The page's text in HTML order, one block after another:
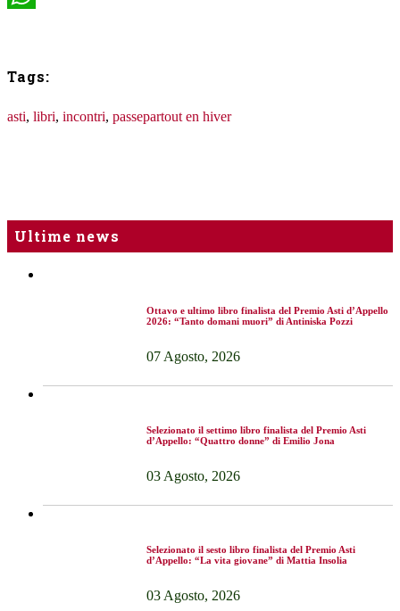
Tags:
asti, libri, incontri, passepartout en hiver
Ultime news
Ottavo e ultimo libro finalista del Premio Asti d’Appello
2026: “Tanto domani muori” di Antiniska Pozzi
07 Agosto, 2026
Selezionato il settimo libro finalista del Premio Asti
d’Appello: “Quattro donne” di Emilio Jona
03 Agosto, 2026
Selezionato il sesto libro finalista del Premio Asti
d’Appello: “La vita giovane” di Mattia Insolia
03 Agosto, 2026